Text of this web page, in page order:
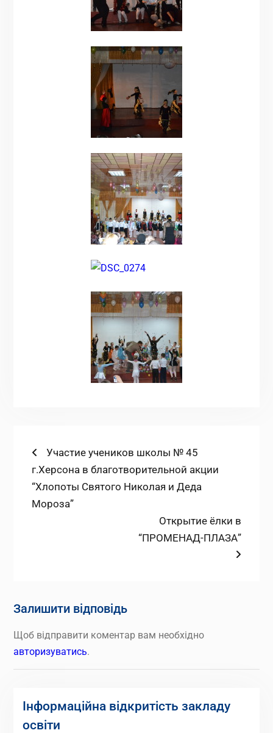
Навігація
записів
Попередній
запис:
Участие учеников школы № 45
г.Херсона в благотворительной акции
“Хлопоты Святого Николая и Деда
Мороза”
Наступний
запис:
Открытие ёлки в
“ПРОМЕНАД-ПЛАЗА”
Залишити відповідь
Щоб відправити коментар вам необхідно
авторизуватись.
Інформаційна відкритість закладу
освіти